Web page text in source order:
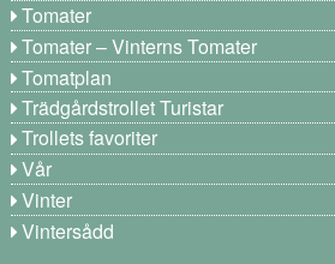
Tomater
Tomater – Vinterns Tomater
Tomatplan
Trädgårdstrollet Turistar
Trollets favoriter
Vår
Vinter
Vintersådd